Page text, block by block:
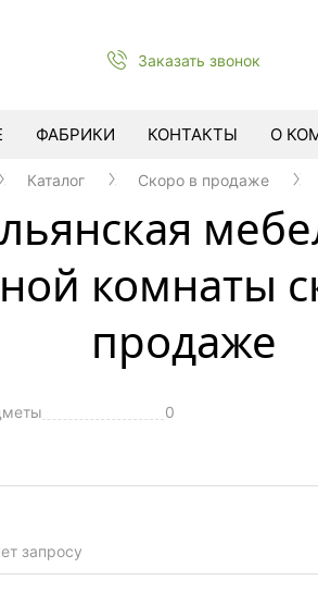
Заказать звонок
ФАБРИКИ КОНТАКТЫ О
Каталог Cкоро в продаже
комнаты
продаже
0
запросу